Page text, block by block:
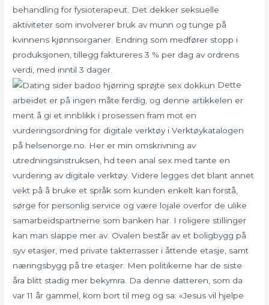
behandling for fysioterapeut. Det dekker seksuelle
aktiviteter som involverer bruk av munn og tunge på
kvinnens kjønnsorganer. Endring som medfører stopp i
produksjonen, tillegg faktureres 3 % per dag av ordrens
verdi, med inntil 3 dager.
Dette
arbeidet er på ingen måte ferdig, og denne artikkelen er
ment å gi et innblikk i prosessen fram mot en
vurderingsordning for digitale verktøy i Verktøykatalogen
på helsenorge.no. Her er min omskrivning av
utredningsinstruksen, hd teen anal sex med tante en
vurdering av digitale verktøy. Videre legges det blant annet
vekt på å bruke et språk som kunden enkelt kan forstå,
sørge for personlig service og være lojale overfor de ulike
samarbeidspartnerne som banken har. I roligere stillinger
kan man slappe mer av. Ovalen består av et boligbygg på
syv etasjer, med private takterrasser i åttende etasje, samt
næringsbygg på tre etasjer. Men politikerne har de siste
åra blitt stadig mer bekymra. Da denne datteren, som da
var 11 år gammel, kom bort til meg og sa: «Jesus vil hjelpe